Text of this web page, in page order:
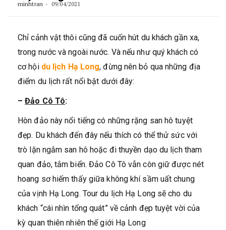
minhtran 09/04/2021
Chỉ cảnh vật thôi cũng đã cuốn hút du khách gần xa,
trong nước và ngoài nước. Và nếu như quý khách có
cơ hội du lịch Hạ Long, đừng nên bỏ qua những địa
điểm du lịch rất nổi bật dưới đây:
–Đảo Cô Tô:
Hòn đảo này nổi tiếng có những rặng san hô tuyệt
đẹp. Du khách đến đây nếu thích có thể thử sức với
trò lặn ngắm san hô hoặc đi thuyền dạo du lịch tham
quan đảo, tắm biển. Đảo Cô Tô vẫn còn giữ được nét
hoang sơ hiếm thấy giữa không khí sầm uất chung
của vịnh Hạ Long. Tour du lịch Hạ Long sẽ cho du
khách “cái nhìn tổng quát” về cảnh đẹp tuyệt vời của
kỳ quan thiên nhiên thế giới Hạ Long